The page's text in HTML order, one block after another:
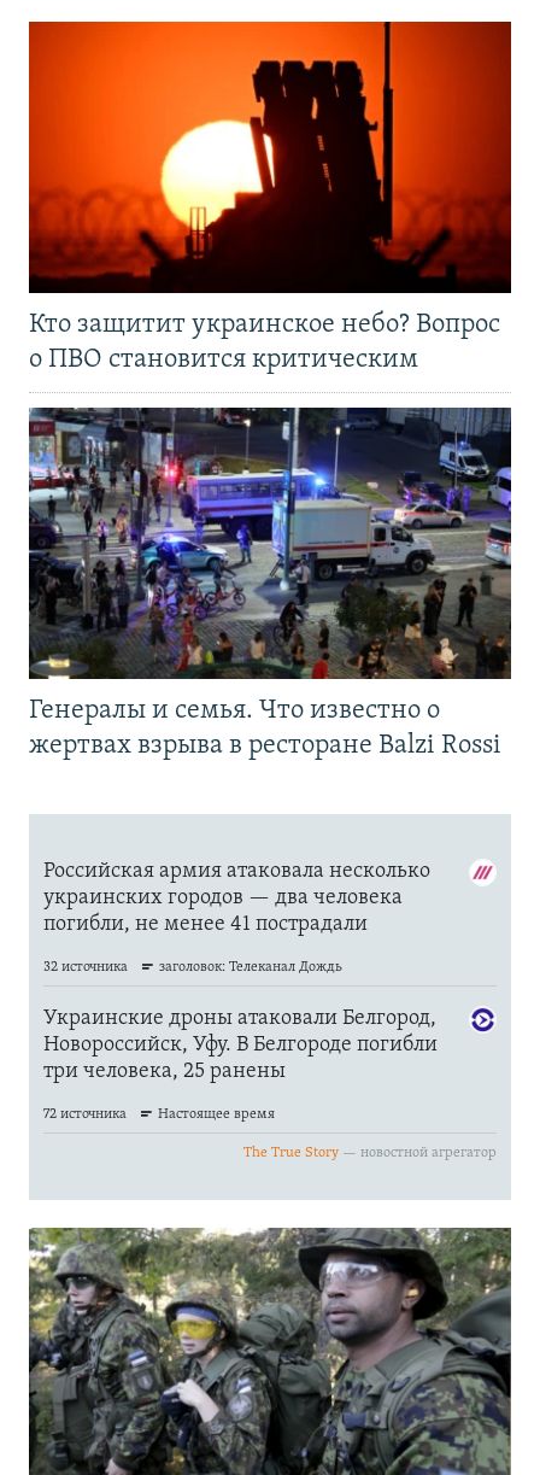
Кто защитит украинское небо? Вопрос
о ПВО становится критическим
Генералы и семья. Что известно о
жертвах взрыва в ресторане Balzi Rossi